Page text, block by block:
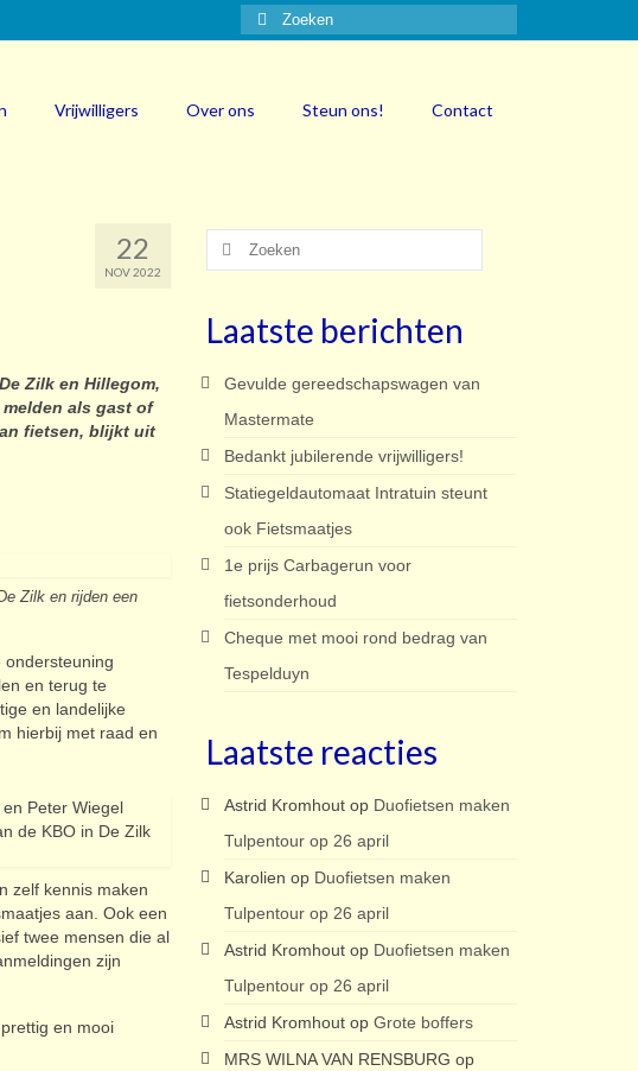
Zoeken
naar:
Vrijwilligers Over ons Steun ons! Contact
22
NOV 2022
Zilk en Hillegom,
als gast of
fietsen, blijkt uit
Zilk en rijden een
ondersteuning
en terug te
en landelijke
hierbij met raad en
zelf kennis maken
aan. Ook een
twee mensen die al
zijn
en mooi
Zoeken
Laatste berichten
Gevulde gereedschapswagen van
Mastermate
Bedankt jubilerende vrijwilligers!
Statiegeldautomaat Intratuin steunt
ook Fietsmaatjes
1e prijs Carbagerun voor
fietsonderhoud
Cheque met mooi rond bedrag van
Tespelduyn
Laatste reacties
Astrid Kromhoutop Duofietsen maken
Tulpentour op 26 april
Karolien op Duofietsen maken
Tulpentour op 26 april
Astrid Kromhoutop Duofietsen maken
Tulpentour op 26 april
Astrid Kromhoutop Grote boffers
MRS WILNA VAN RENSBURG op